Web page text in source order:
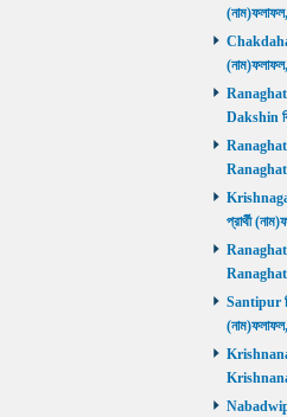
Chakdaha
Ranaghat
Dakshin
Ranaghat
Ranaghat
প্রার্থী
Ranaghat
Ranaghat
Santipur
Nabadwip